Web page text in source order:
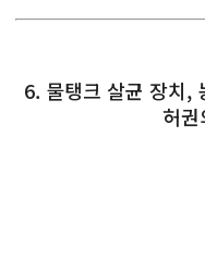
6. 물탱크 살균 장치,
허